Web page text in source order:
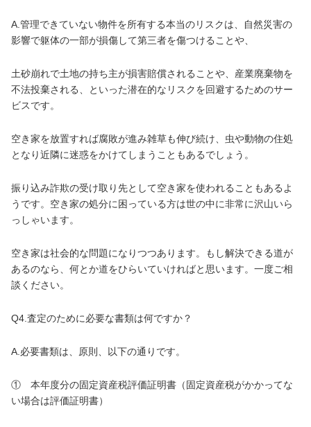
A.管理できていない物件を所有する本当のリスクは、自然災害の
影響で躯体の一部が損傷して第三者を傷つけることや、
土砂崩れで土地の持ち主が損害賠償されることや、産業廃棄物を
不法投棄される、といった潜在的なリスクを回避するためのサー
ビスです。
空き家を放置すれば腐敗が進み雑草も伸び続け、虫や動物の住処
となり近隣に迷惑をかけてしまうこともあるでしょう。
振り込み詐欺の受け取り先として空き家を使われることもあるよ
うです。空き家の処分に困っている方は世の中に非常に沢山いら
っしゃいます。
空き家は社会的な問題になりつつあります。もし解決できる道が
あるのなら、何とか道をひらいていければと思います。一度ご相
談ください。
Q4.査定のために必要な書類は何ですか？
A.必要書類は、原則、以下の通りです。
① 本年度分の固定資産税評価証明書（固定資産税がかかってな
い場合は評価証明書）